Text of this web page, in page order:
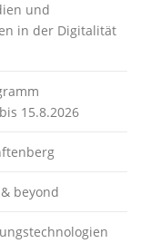
und
in der Digitalität
15.8.2026
beyond